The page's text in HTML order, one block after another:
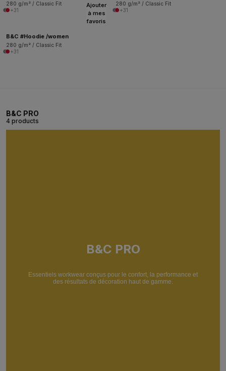
280 g/m² / Classic Fit
+31
280 g/m² / Classic Fit
+31
Ajouter
à mes
favoris
B&C #Hoodie /women
280 g/m² / Classic Fit
+31
B&C PRO
4 products
B&C PRO
Essentiels workwear conçus pour le confort, la performance et
des résultats de décoration haut de gamme.